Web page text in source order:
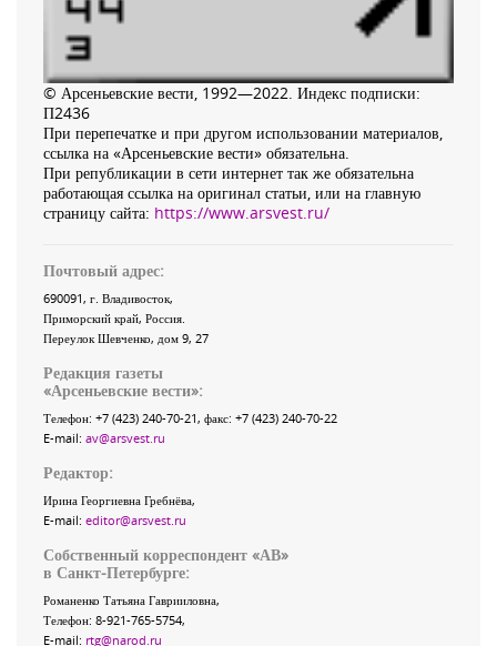
© Арсеньевские вести, 1992—2022. Индекс подписки:
П2436
При перепечатке и при другом использовании материалов,
ссылка на «Арсеньевские вести» обязательна.
При републикации в сети интернет так же обязательна
работающая ссылка на оригинал статьи, или на главную
страницу сайта: https://www.arsvest.ru/
Почтовый адрес:
690091, г. Владивосток,
Приморский край, Россия
Переулок Шевченко, дом 9, 27
Редакция газеты
«Арсеньевские вести»:
Телефон: +7 (423) 240-70-21, факс: +7 (423) 240-70-22
E-mail: av@arsvest.ru
Редактор:
Ирина Георгиевна Гребнёва,
E-mail: editor@arsvest.ru
Собственный корреспондент «АВ»
в Санкт-Петербурге:
Романенко Татьяна Гаврииловна,
Телефон: 8-921-765-5754,
E-mail: rtg@narod.ru